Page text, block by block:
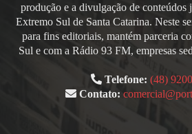
produção e a divulgação de conteúdos
Extremo Sul de Santa Catarina. Neste
para fins editoriais, mantém parceria
Sul e com a Rádio 93 FM, empresas
Telefone: (48)
Contato: